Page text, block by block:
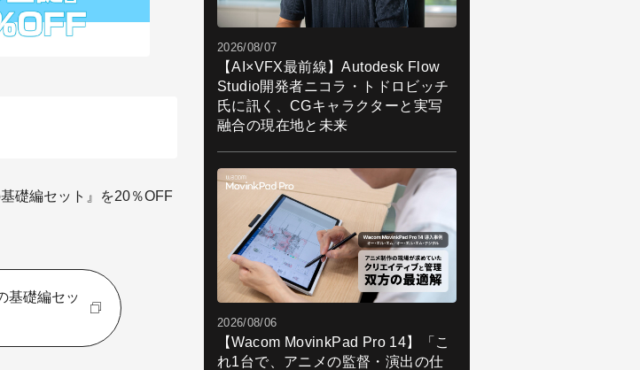
礎編セット』を20％OFF
基礎編セッ
2026/08/07
【AI×VFX最前線】Autodesk Flow
Studio開発者ニコラ・トドロビッチ
氏に訊く、CGキャラクターと実写
融合の現在地と未来
2026/08/06
【Wacom MovinkPad Pro 14】「こ
れ1台で、アニメの監督・演出の仕